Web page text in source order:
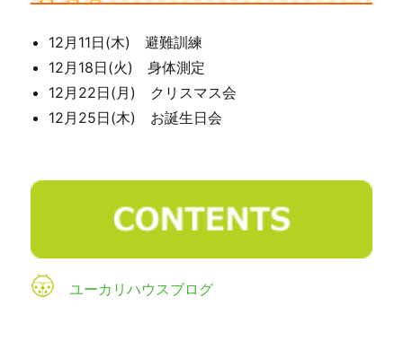
12月11日(木) 避難訓練
12月18日(火) 身体測定
12月22日(月) クリスマス会
12月25日(木) お誕生日会
ユーカリハウスブログ